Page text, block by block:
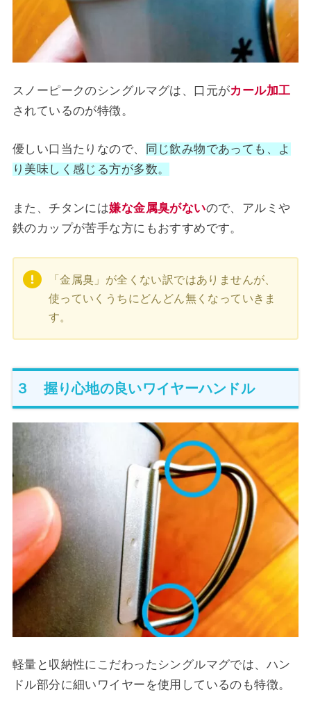
スノーピークのシングルマグは、口元がカール加工
されているのが特徴。
優しい口当たりなので、
同じ飲み物であっても、よ
り美味しく感じる方が多数。
また、チタンには嫌な金属臭がないので、アルミや
鉄のカップが苦手な方にもおすすめです。
「金属臭」が全くない訳ではありませんが、
使っていくうちにどんどん無くなっていきま
す。
３ 握り心地の良いワイヤーハンドル
軽量と収納性にこだわったシングルマグでは、ハン
ドル部分に細いワイヤーを使用しているのも特徴。